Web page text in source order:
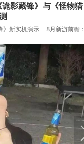
影藏锋》与《怪物猎
》新实机演示 8月新游前瞻：《诡秘之主》领衔